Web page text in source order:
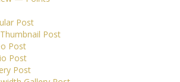
Post
Post
Post
Post
Post